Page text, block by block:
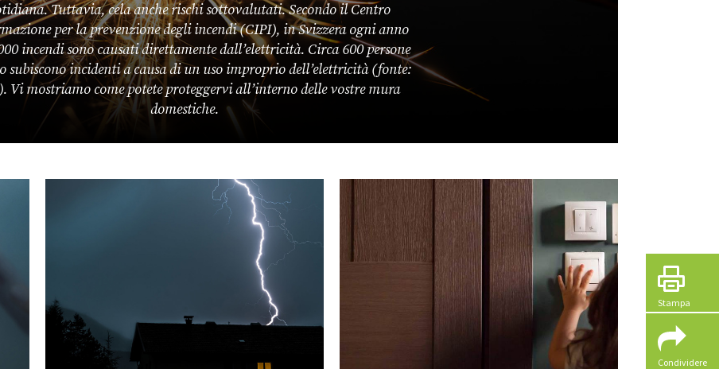
Stampa
Condividere
Tuttavia, cela anche rischi sottovalutati. Secondo il Centro
per la prevenzione degli incendi (CIPI), in Svizzera ogni anno
incendi sono causati direttamente dall’elettricità. Circa 600 persone
subiscono incidenti a causa di un uso improprio dell’elettricità (fonte:
Vi mostriamo come potete proteggervi all’interno delle vostre mura
domestiche.